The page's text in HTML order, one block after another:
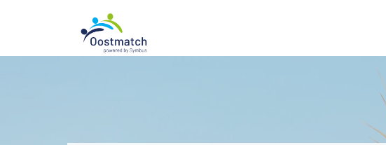
Homepagina